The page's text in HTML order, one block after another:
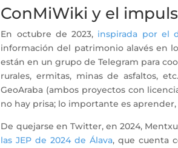
ConMiWiki y el
En octubre de 2023, inspirada por el
información del patrimonio alavés en
están en un grupo de Telegram para
rurales, ermitas, minas de asfaltos,
GeoAraba (ambos proyectos con
no hay prisa; lo importante es
De quejarse en Twitter, en 2024,
las JEP de 2024 de Álava, que cuenta